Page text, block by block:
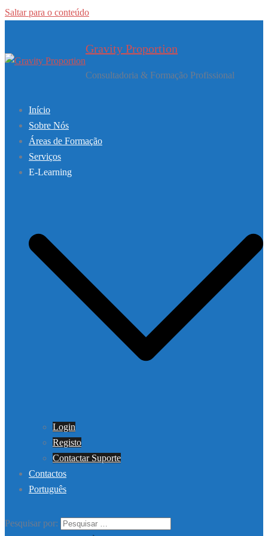
Saltar para o conteúdo
Gravity Proportion
Consultadoria & Formação Profissional
Início
Sobre Nós
Áreas de Formação
Serviços
E-Learning
Login
Registo
Contactar Suporte
Contactos
Português
Pesquisar por: